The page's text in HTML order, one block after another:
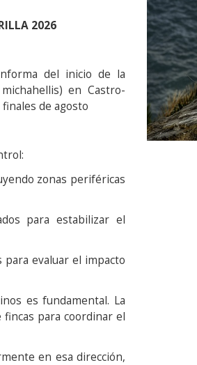
2026
del inicio de la
en Castro-
de agosto
zonas periféricas
para estabilizar el
evaluar el impacto
es fundamental. La
para coordinar el
en esa dirección,